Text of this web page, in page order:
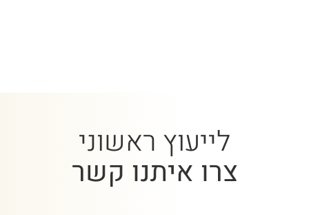
לייעוץ ראשוני
צרו איתנו קשר